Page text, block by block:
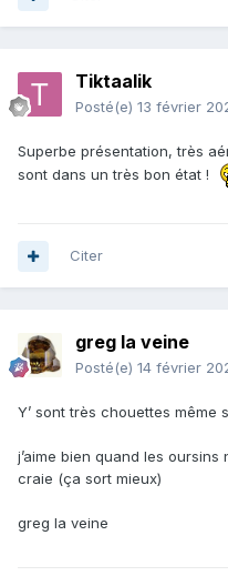
Tiktaalik
Posté(e) 13 février
Superbe présentation, très
sont dans un très bon état !
Citer
greg la veine
Posté(e) 14 février
Y’ sont très chouettes même
j’aime bien quand les oursins
craie (ça sort mieux)
greg la veine